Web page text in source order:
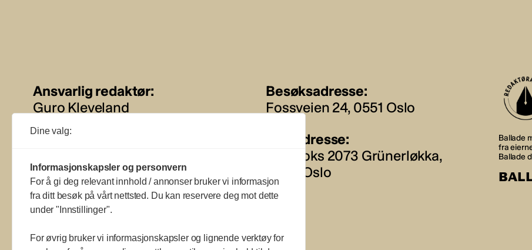
Ansvarlig redaktør:
Guro Kleveland
Annonseansvarlig:
Besøksadresse:
Fossveien 24, 0551 Oslo
Postadresse:
Postboks 2073 Grünerløkka,
0505 Oslo
Ballade
fra
Ballade
Dine valg:
Informasjonskapsler og personvern
For å gi deg relevant innhold / annonser bruker vi informasjon
fra ditt besøk på vårt nettsted. Du kan reservere deg mot dette
under "Innstillinger".
For øvrig bruker vi informasjonskapsler og lignende verktøy for